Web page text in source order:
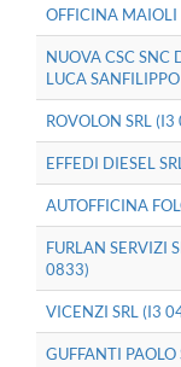
OFFICINA
NUOVA CSC SNC
LUCA
ROVOLON SRL
EFFEDI DIESEL
AUTOFFICINA
FURLAN SERVIZI
0833)
VICENZI SRL (I3
GUFFANTI